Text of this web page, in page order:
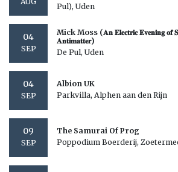
Pul), Uden
04
SEP
Mick Moss (𝐀𝐧 𝐄𝐥𝐞𝐜𝐭𝐫𝐢𝐜 𝐄𝐯𝐞𝐧𝐢𝐧𝐠 𝐨𝐟
𝐀𝐧𝐭𝐢𝐦𝐚𝐭𝐭𝐞𝐫)
De Pul, Uden
04
SEP
Albion UK
Parkvilla, Alphen aan den Rijn
09
SEP
The Samurai Of Prog
Poppodium Boerderij,